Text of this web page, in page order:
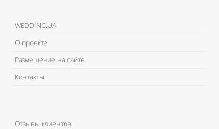
WEDDING.UA
О проекте
Размещение на сайте
Контакты
Отзывы клиентов